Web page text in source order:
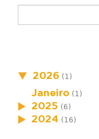
2026 (1)
Janeiro (1)
2025 (6)
2024 (16)